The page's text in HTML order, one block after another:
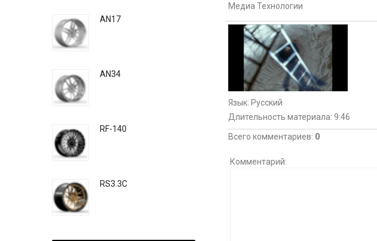
Медиа Технологии
Язык: Русский
Длительность материала: 9:46
Всего комментариев: 0
Комментарий:
AN17
AN34
RF-140
RS3.3C